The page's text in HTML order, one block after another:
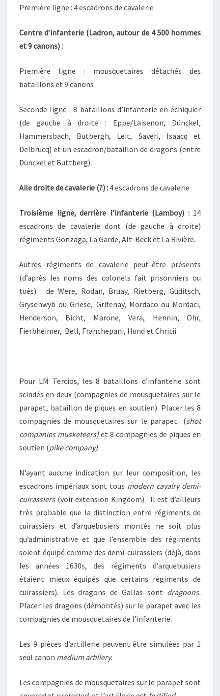
Première ligne : 4 escadrons de cavalerie
Centre d’infanterie (Ladron, autour de 4 500 hommes
et 9 canons) :
Première ligne : mousquetaires détachés des
bataillons et 9 canons
Seconde ligne : 8 bataillons d’infanterie en échiquier
(de gauche à droite : Eppe/Laisenon, Dünckel,
Hammersbach, Butbergh, Leit, Saveri, Isaacq et
Delbrucq) et un escadron/bataillon de dragons (entre
Dünckel et Buttberg).
Aile droite de cavalerie (?) : 4 escadrons de cavalerie
Troisième ligne, derrière l’infanterie (Lamboy) :14
escadrons de cavalerie dont (de gauche à droite)
régiments Gonzaga, La Garde, Alt-Beck et La Rivière.
Autres régiments de cavalerie peut-être présents
(d’après les noms des colonels fait prisonniers ou
tués) : de Were, Rodan, Bruay, Rietberg, Guditsch,
Grysenwyb ou Griese, Grifenay, Mordaco ou Mordaci,
Henderson, Bicht, Marone, Vera, Hennin, Ohr,
Fierbheimer, Bell, Franchepani, Hund et Chritii.
Pour LM Tercios, les 8 bataillons d’infanterie sont
scindés en deux (compagnies de mousquetaires sur le
parapet, bataillon de piques en soutien). Placer les 8
compagnies de mousquetaires sur le parapet (shot
companies musketeers) et 8 compagnies de piques en
soutien (pike company).
N’ayant aucune indication sur leur composition, les
escadrons impériaux sont tous modern cavalry demi-
cuirassiers (voir extension Kingdom). Il est d’ailleurs
très probable que la distinction entre régiments de
cuirassiers et d’arquebusiers montés ne soit plus
qu’administrative et que l’ensemble des régiments
soient équipé comme des demi-cuirassiers (déjà, dans
les années 1630s, des régiments d’arquebusiers
étaient mieux équipés que certains régiments de
cuirassiers). Les dragons de Gallas sont dragoons.
Placer les dragons (démontés) sur le parapet avec les
compagnies de mousquetaires de l’infanterie.
Les 9 pièces d’artillerie peuvent être simulées par 1
seul canon medium artillery.
Les compagnies de mousquetaires sur le parapet sont